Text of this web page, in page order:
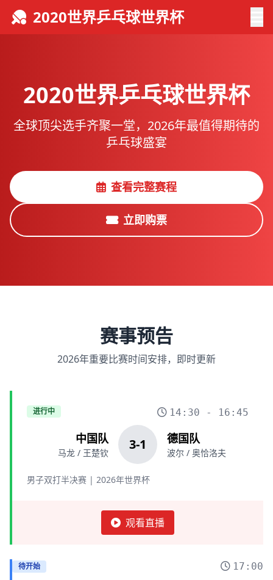
2020世界乒乓球世界杯
2020世界乒乓球世界杯
全球顶尖选手齐聚一堂，2026年最值得期待的
乒乓球盛宴
查看完整赛程
立即购票
赛事预告
2026年重要比赛时间安排，即时更新
进行中 14:30 - 16:45
中国队
马龙 / 王楚钦
3-1 德国队
波尔 / 奥恰洛夫
男子双打半决赛 | 2026年世界杯
观看直播
待开始 17:00